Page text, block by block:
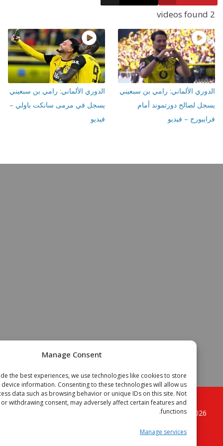
Manage Consent
To provide the best experiences, we use technologies like cookies to store
access device information. Consenting to these technologies will allow us
to process data such as browsing behavior or unique IDs on this site. Not
or withdrawing consent, may adversely affect certain features and
functions.
Manage services
الألماني: رامي بن سبعيني
دورتموند أمام
– فيديو
الدوري الألماني: رامي بن سبعيني
يسجل في مرمى سانكت باولي –
Copyright © الجزائر فوتبال موقع الكرة القدم الجزائرية